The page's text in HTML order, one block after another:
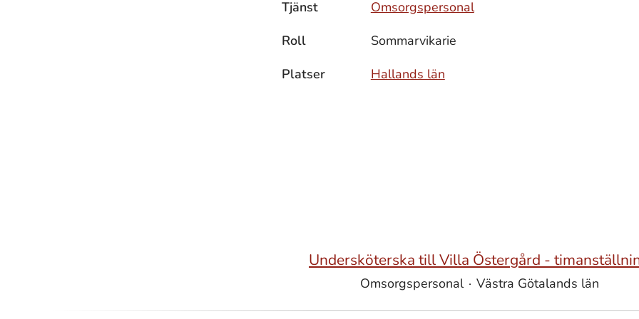
Tjänst
Omsorgspersonal
Roll
Sommarvikarie
Platser
Hallands län
Undersköterska till Villa Östergård -
Omsorgspersonal · Västra Götalands län